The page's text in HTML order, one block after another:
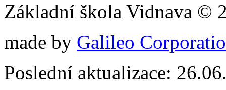
Základní škola Vidnava ©
made by Galileo
Poslední aktualizace: